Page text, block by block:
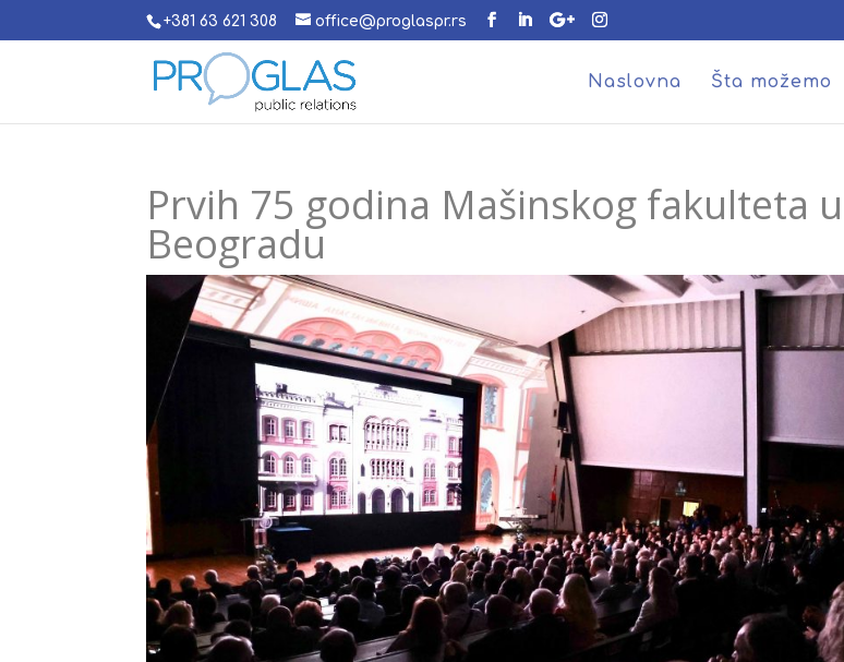
+381 63 621 308 office@proglaspr.rs
Naslovna Šta možemo
Prvih 75 godina Mašinskog fakulteta u
Beogradu